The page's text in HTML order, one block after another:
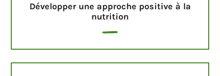
Développer une approche positive à la
nutrition